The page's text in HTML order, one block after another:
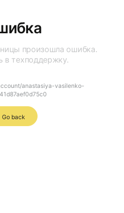
произошла ошибка.
в техподдержку.
anastasiya-vasilenko-
Go back